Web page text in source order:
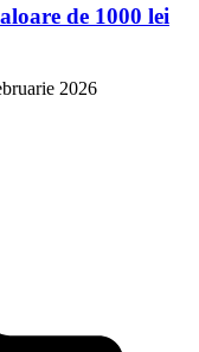
de 1000 lei
2026